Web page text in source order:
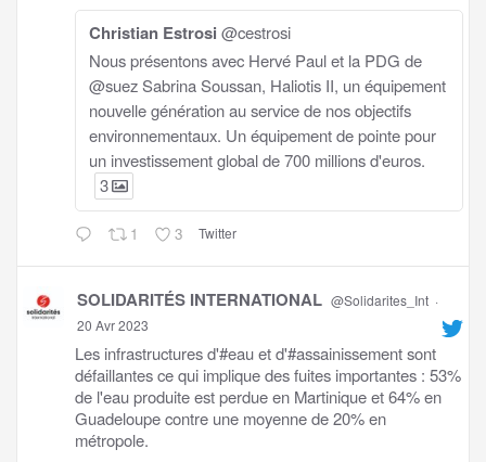
Christian Estrosi @cestrosi
Nous présentons avec Hervé Paul et la PDG de
@suez Sabrina Soussan, Haliotis II, un équipement
nouvelle génération au service de nos objectifs
environnementaux. Un équipement de pointe pour
un investissement global de 700 millions d'euros.
3
1 3 Twitter
SOLIDARITÉS INTERNATIONAL @Solidarites_Int ·
20 Avr 2023
Les infrastructures d'#eau et d'#assainissement sont
défaillantes ce qui implique des fuites importantes : 53%
de l'eau produite est perdue en Martinique et 64% en
Guadeloupe contre une moyenne de 20% en
métropole.